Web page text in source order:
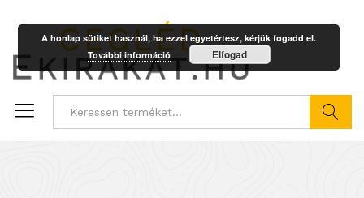
A honlap sütiket használ, ha ezzel egyetértesz, kérjük fogadd el.
További információ
Elfogad